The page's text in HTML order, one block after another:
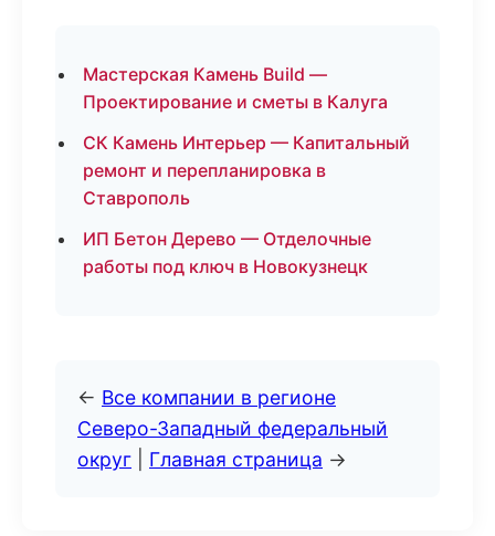
Мастерская Камень Build —
Проектирование и сметы в Калуга
СК Камень Интерьер — Капитальный
ремонт и перепланировка в
Ставрополь
ИП Бетон Дерево — Отделочные
работы под ключ в Новокузнецк
← Все компании в регионе
Северо-Западный федеральный
округ
Главная страница →